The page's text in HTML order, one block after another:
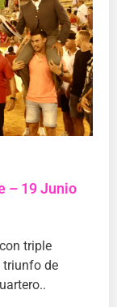
– 19 Junio
triple
triunfo de